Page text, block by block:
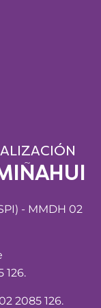
- MMDH 02
2085 126.